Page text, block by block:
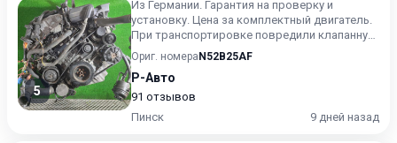
5
Из Германии. Гарантия на проверку и
установку. Цена за комплектный двигатель.
При транспортировке повредили клапанную
крышку.
Ориг. номера N52B25AF
Р-Авто
91 отзывов
Пинск
9 дней назад